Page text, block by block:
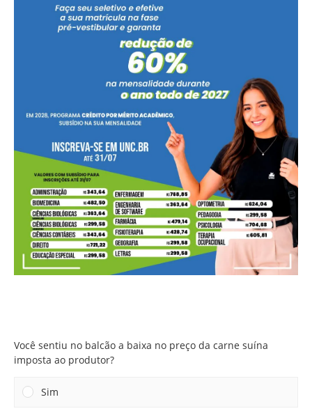
Você sentiu no balcão a baixa no preço da carne suína
imposta ao produtor?
Sim